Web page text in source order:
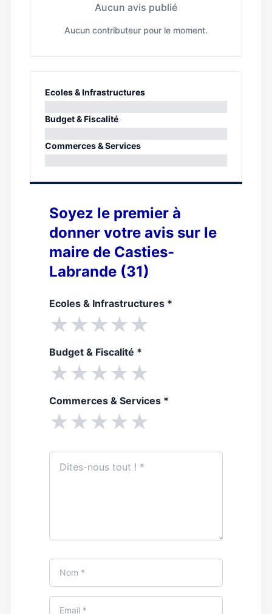
Aucun avis publié
Aucun contributeur pour le moment.
Ecoles & Infrastructures
0%
Budget & Fiscalité
0%
Commerces & Services
Soyez le premier à
donner votre avis sur le
maire de Casties-
Labrande (31)
Ecoles & Infrastructures *
★★★★★
Budget & Fiscalité *
★★★★★
Commerces & Services *
★★★★★